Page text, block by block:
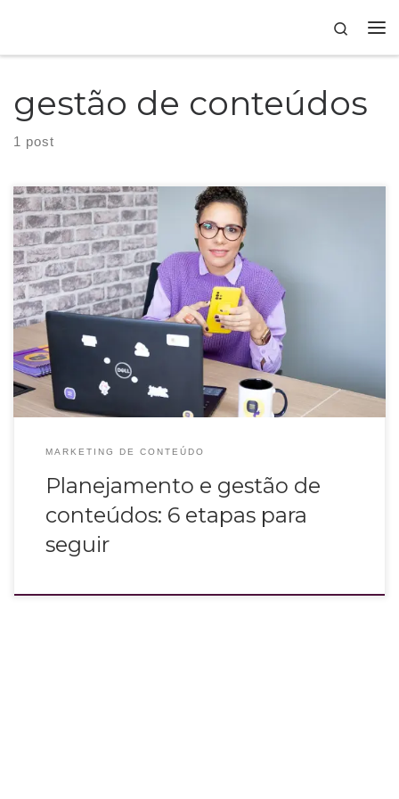
Search
gestão de conteúdos
1 post
Planejamento e gestão de conteúdos, é um divisor de águas para negócios
que buscam se destacar com qualidade e assertividade.
MARKETING DE CONTEÚDO
Planejamento e gestão de
conteúdos: 6 etapas para
seguir